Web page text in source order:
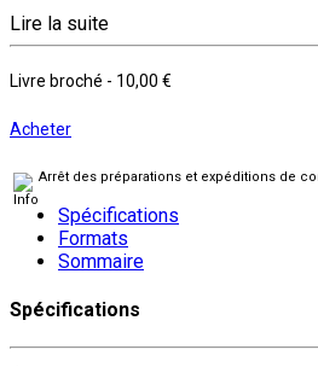
Lire la suite
Livre broché - 10,00 €
Acheter
Arrêt des préparations et expéditions de
Spécifications
Formats
Sommaire
Spécifications